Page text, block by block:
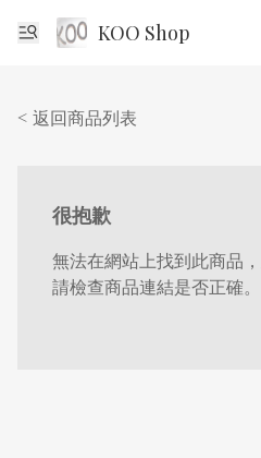
KOO Shop
< 返回商品列表
很抱歉
無法在網站上找到此商品
請檢查商品連結是否正確。